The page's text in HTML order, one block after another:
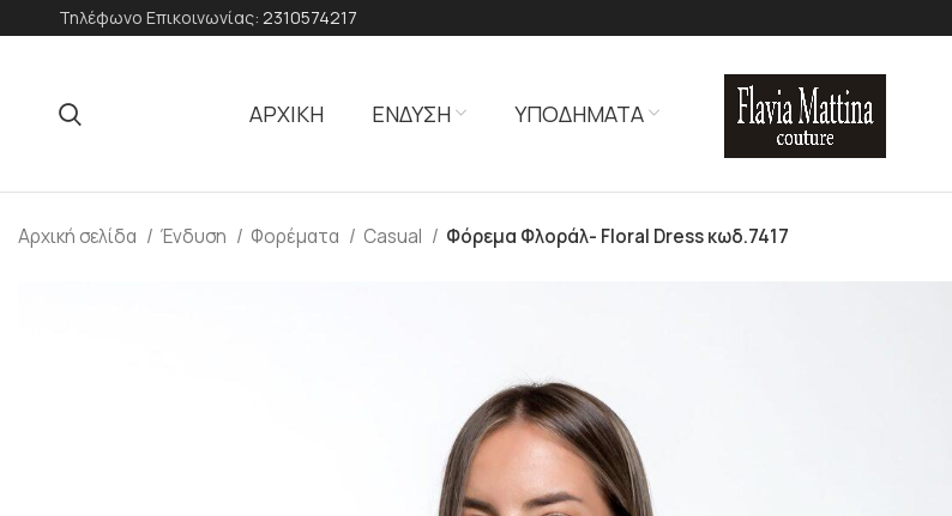
Τηλέφωνο Επικοινωνίας: 2310574217
ΑΡΧΙΚΗ ΕΝΔΥΣΗ ΥΠΟΔΗΜΑΤΑ
Αρχική σελίδα Ένδυση Φορέματα Casual Φόρεμα Φλοράλ- Floral Dress κωδ.7417